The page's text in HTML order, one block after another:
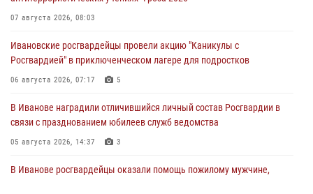
07 августа 2026, 08:03
Ивановские росгвардейцы провели акцию "Каникулы с
Росгвардией" в приключенческом лагере для подростков
06 августа 2026, 07:17 5
В Иванове наградили отличившийся личный состав Росгвардии в
связи с празднованием юбилеев служб ведомства
05 августа 2026, 14:37 3
В Иванове росгвардейцы оказали помощь пожилому мужчине,